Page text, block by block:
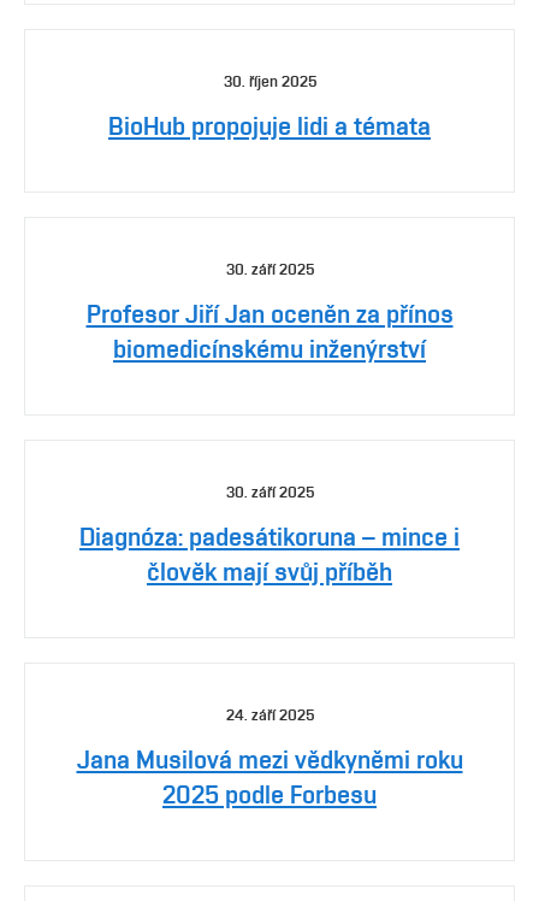
30. říjen 2025
BioHub propojuje lidi a témata
30. září 2025
Profesor Jiří Jan oceněn za přínos
biomedicínskému inženýrství
30. září 2025
Diagnóza: padesátikoruna – mince i
člověk mají svůj příběh
24. září 2025
Jana Musilová mezi vědkyněmi roku
2025 podle Forbesu